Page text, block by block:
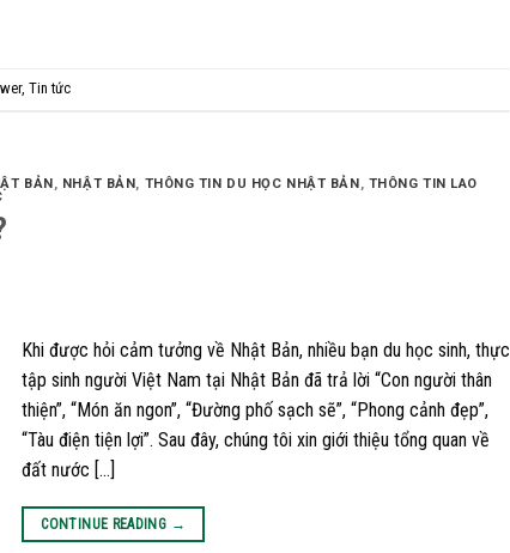
, Tin tức
BẢN, NHẬT BẢN, THÔNG TIN DU HỌC NHẬT BẢN, THÔNG TIN LAO
Khi được hỏi cảm tưởng về Nhật Bản, nhiều bạn du học sinh, thực
tập sinh người Việt Nam tại Nhật Bản đã trả lời “Con người thân
thiện”, “Món ăn ngon”, “Đường phố sạch sẽ”, “Phong cảnh đẹp”,
“Tàu điện tiện lợi”. Sau đây, chúng tôi xin giới thiệu tổng quan về
đất nước […]
CONTINUE READING →